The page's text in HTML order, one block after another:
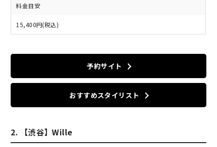
料金目安
15,400円(税込)
予約サイト
おすすめスタイリスト
2. 【渋谷】Wille